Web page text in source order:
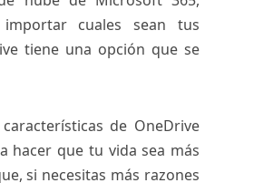
cuales sean tus
tiene una opción que se
de OneDrive
hacer que tu vida sea más
si necesitas más razones